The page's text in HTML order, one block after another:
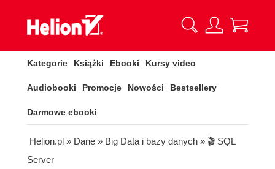
Kategorie Książki Ebooki Kursy video
Audiobooki Promocje Nowości Bestsellery
Darmowe ebooki
Helion.pl » Dane » Big Data i bazy danych » 🎬 SQL
Server